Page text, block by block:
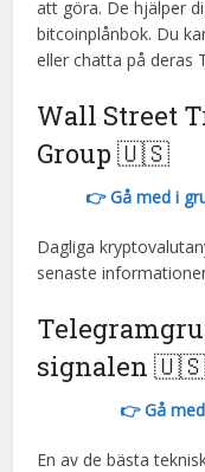
att göra. De hjälper
bitcoinplånbok. Du
eller chatta på deras
Wall Street
Group 🇺🇸
👉 Gå med i
Dagliga
senaste
signalen 🇺🇸
👉 Gå
En av de bästa